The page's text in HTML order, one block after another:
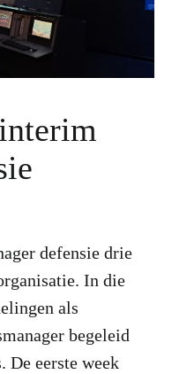
defensie drie
In die
als
begeleid
De eerste week